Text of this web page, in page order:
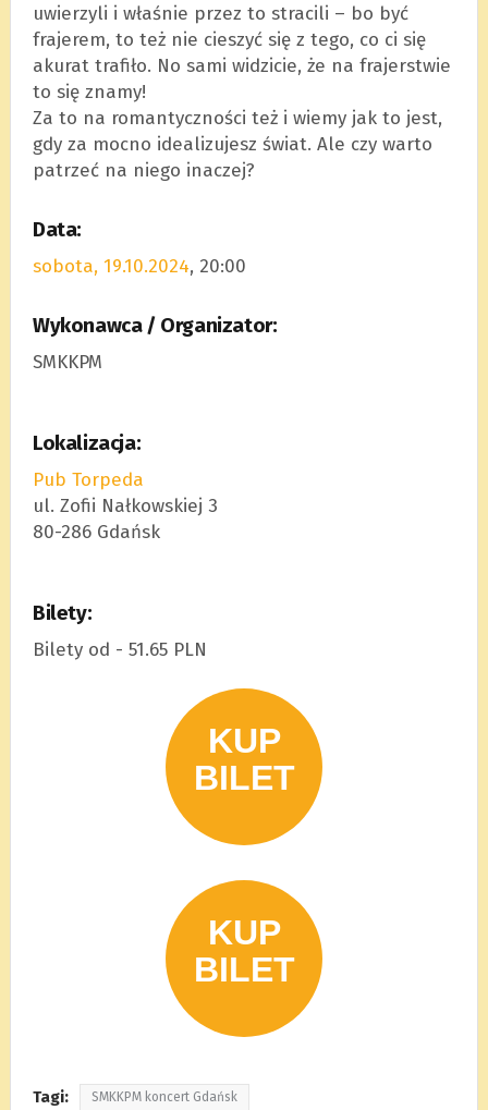
uwierzyli i właśnie przez to stracili – bo być
frajerem, to też nie cieszyć się z tego, co ci się
akurat trafiło. No sami widzicie, że na frajerstwie
to się znamy!
Za to na romantyczności też i wiemy jak to jest,
gdy za mocno idealizujesz świat. Ale czy warto
patrzeć na niego inaczej?
Data:
sobota, 19.10.2024, 20:00
Wykonawca / Organizator:
SMKKPM
Lokalizacja:
Pub Torpeda
ul. Zofii Nałkowskiej 3
80-286 Gdańsk
Bilety:
Bilety od - 51.65 PLN
Tagi: SMKKPM koncert Gdańsk